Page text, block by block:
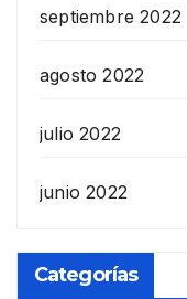
septiembre 2022
agosto 2022
julio 2022
junio 2022
Categorías